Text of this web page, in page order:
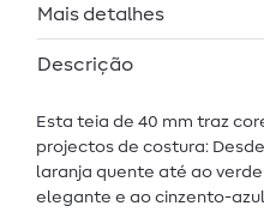
Mais detalhes
Descrição
Esta teia de 40 mm traz
projectos de costura:
laranja quente até ao
elegante e ao cinzento-